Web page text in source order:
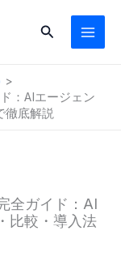
検
：AIエージェン
徹底解説
全ガイド：AI
比較・導入法